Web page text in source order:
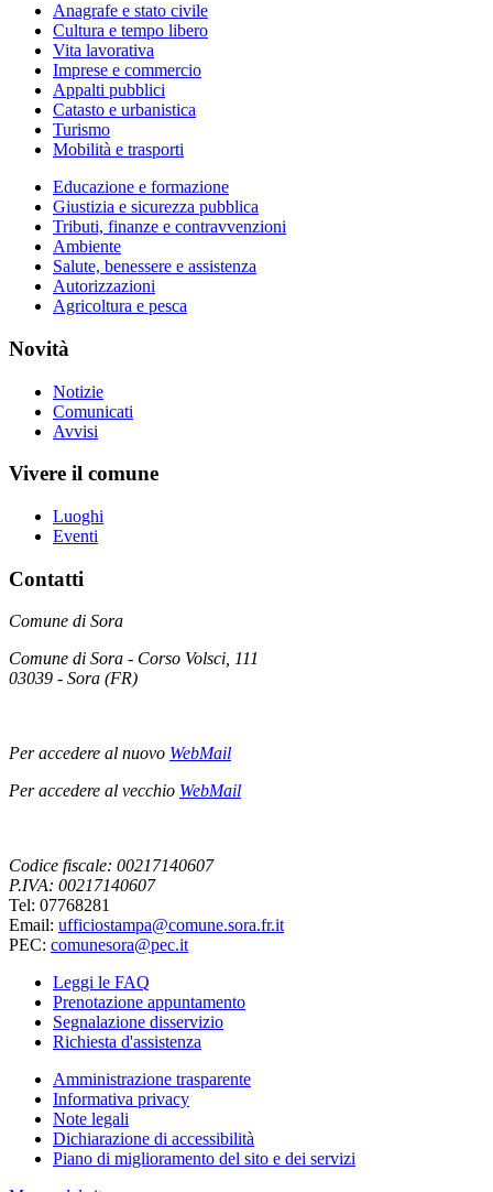
Anagrafe e stato civile
Cultura e tempo libero
Vita lavorativa
Imprese e commercio
Appalti pubblici
Catasto e urbanistica
Turismo
Mobilità e trasporti
Educazione e formazione
Giustizia e sicurezza pubblica
Tributi, finanze e contravvenzioni
Ambiente
Salute, benessere e assistenza
Autorizzazioni
Agricoltura e pesca
Novità
Notizie
Comunicati
Avvisi
Vivere il comune
Luoghi
Eventi
Contatti
Comune di Sora
Comune di Sora - Corso Volsci, 111
03039 - Sora (FR)
Per accedere al nuovo WebMail
Per accedere al vecchio WebMail
Codice fiscale: 00217140607
P.IVA: 00217140607
Tel: 07768281
Email: ufficiostampa@comune.sora.fr.it
PEC: comunesora@pec.it
Leggi le FAQ
Prenotazione appuntamento
Segnalazione disservizio
Richiesta d'assistenza
Amministrazione trasparente
Informativa privacy
Note legali
Dichiarazione di accessibilità
Piano di miglioramento del sito e dei servizi